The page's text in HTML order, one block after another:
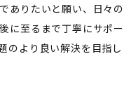
ありたいと願い、日々の
に至るまで丁寧にサポー
のより良い解決を目指し